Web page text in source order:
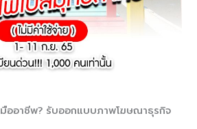
ออาชีพ? รับออกแบบภาพโฆษณาธุรกิจ